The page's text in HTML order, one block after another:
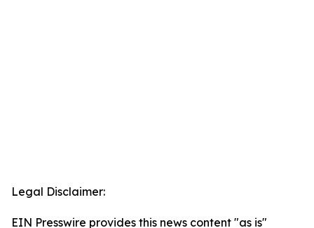
Legal Disclaimer:
EIN Presswire provides this news content "as is"